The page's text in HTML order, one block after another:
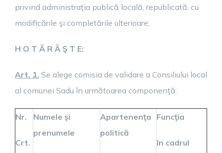
privind administraţia publică locală, republicată, cu
modificările şi completările ulterioare;
H O T Ă R Ă Ş T E:
Art. 1. Se alege comisia de validare a Consiliului local
al comunei Sadu în următoarea componenţă:
Nr.
Crt.
Numele şi
prenumele
Apartenenţa
politică
Funcţia
în cadrul